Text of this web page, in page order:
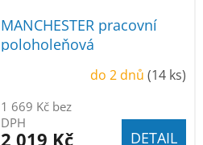
MANCHESTER pracovní
poloholeňová
do 2 dnů(14 ks)
1 669 Kč bez
DPH
2 019 Kč DETAIL